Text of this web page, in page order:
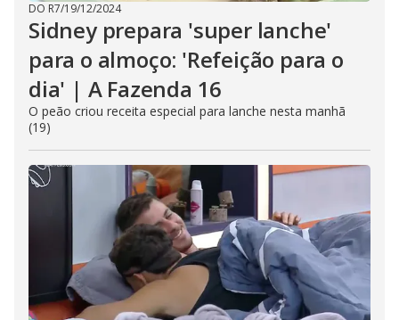
DO R7/19/12/2024
Sidney prepara 'super lanche'
para o almoço: 'Refeição para o
dia' | A Fazenda 16
O peão criou receita especial para lanche nesta manhã
(19)